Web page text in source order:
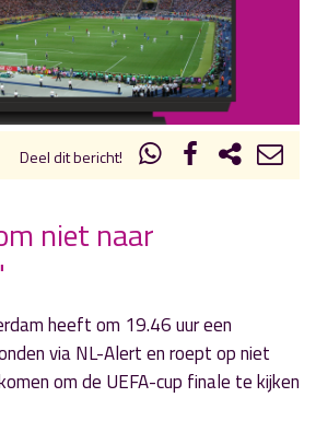
Deel dit bericht!
niet naar
heeft om 19.46 uur een
via NL-Alert en roept op niet
om de UEFA-cup finale te kijken